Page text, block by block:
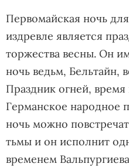
Первомайская ночь
издревле является
торжества весны. Он
ночь ведьм, Бельтайн,
Праздник огней, время
Германское народное
ночь можно
тьмы и он исполнит
временем